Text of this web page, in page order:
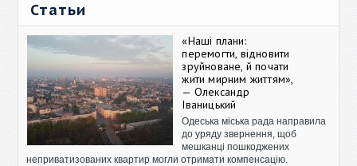
Статьи
«Наші плани:
перемогти, відновити
зруйноване, й почати
жити мирним життям»,
— Олександр
Іваницький
Одеська міська рада направила
до уряду звернення, щоб
мешканці пошкоджених
неприватизованих квартир могли отримати компенсацію.